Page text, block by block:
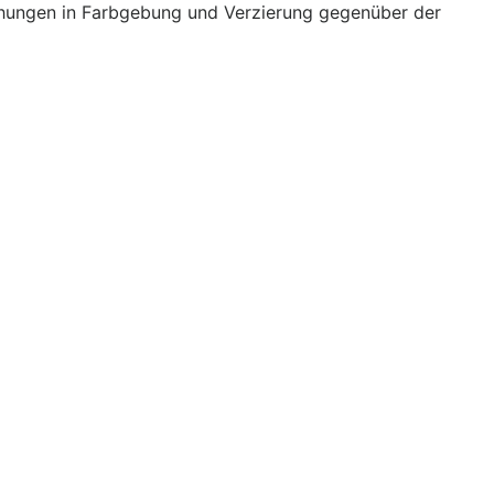
in Farbgebung und Verzierung gegenüber der